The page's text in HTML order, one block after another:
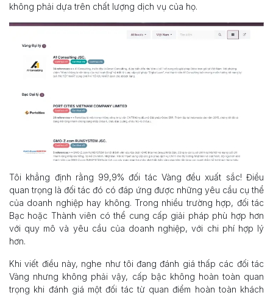
không phải dựa trên chất lượng dịch vụ của họ.
Tôi khẳng định rằng 99,9% đối tác Vàng đều xuất sắc! Điều
quan trọng là đối tác đó có đáp ứng được những yêu cầu cụ thể
của doanh nghiệp hay không. Trong nhiều trường hợp, đối tác
Bạc hoặc Thành viên có thể cung cấp giải pháp phù hợp hơn
với quy mô và yêu cầu của doanh nghiệp, với chi phí hợp lý
hơn.
Khi viết điều này, nghe như tôi đang đánh giá thấp các đối tác
Vàng nhưng không phải vậy, cấp bậc không hoàn toàn quan
trọng khi đánh giá một đối tác từ quan điểm hoàn toàn khách